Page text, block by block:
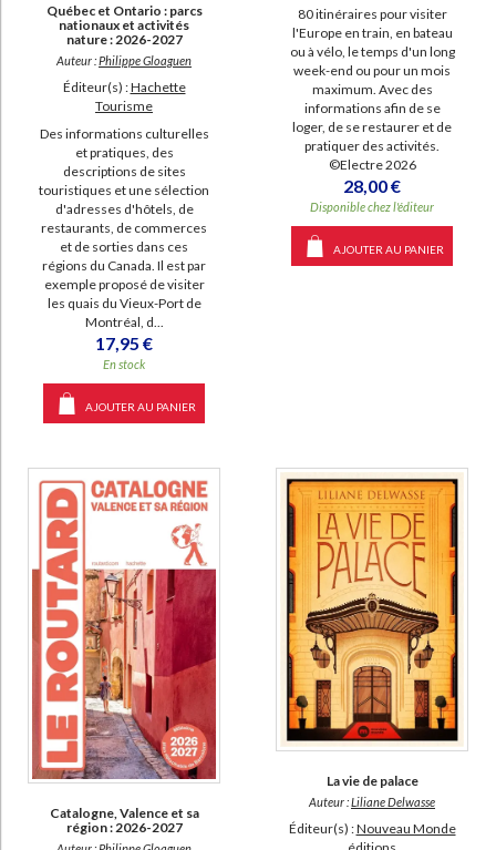
Québec et Ontario : parcs
nationaux et activités
nature : 2026-2027
Auteur :Philippe Gloaguen
Éditeur(s) :Hachette
Tourisme
Des informations culturelles
et pratiques, des
descriptions de sites
touristiques et une sélection
d'adresses d'hôtels, de
restaurants, de commerces
et de sorties dans ces
régions du Canada. Il est par
exemple proposé de visiter
les quais du Vieux-Port de
Montréal, d...
17,95 €
En stock
AJOUTER AU PANIER
80 itinéraires pour visiter
l'Europe en train, en bateau
ou à vélo, le temps d'un long
week-end ou pour un mois
maximum. Avec des
informations afin de se
loger, de se restaurer et de
pratiquer des activités.
©Electre 2026
28,00 €
Disponible chez l'éditeur
AJOUTER AU PANIER
Catalogne, Valence et sa
région : 2026-2027
La vie de palace
Auteur :Liliane Delwasse
Éditeur(s) :Nouveau Monde